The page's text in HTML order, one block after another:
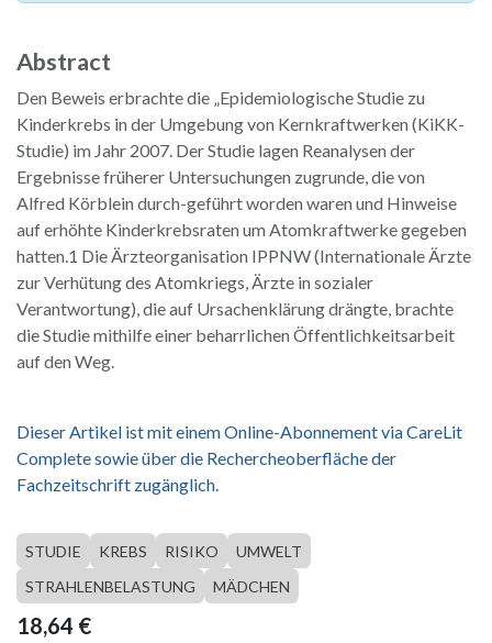
Abstract
Den Beweis erbrachte die „Epidemiologische Studie zu
Kinderkrebs in der Umgebung von Kernkraftwerken (KiKK-
Studie) im Jahr 2007. Der Studie lagen Reanalysen der
Ergebnisse früherer Untersuchungen zugrunde, die von
Alfred Körblein durch-geführt worden waren und Hinweise
auf erhöhte Kinderkrebsraten um Atomkraftwerke gegeben
hatten.1 Die Ärzteorganisation IPPNW (Internationale Ärzte
zur Verhütung des Atomkriegs, Ärzte in sozialer
Verantwortung), die auf Ursachenklärung drängte, brachte
die Studie mithilfe einer beharrlichen Öffentlichkeitsarbeit
auf den Weg.
Dieser Artikel ist mit einem Online-Abonnement via CareLit
Complete sowie über die Rechercheoberfläche der
Fachzeitschrift zugänglich.
STUDIE KREBS RISIKO
UMWELT
STRAHLENBELASTUNG
MÄDCHEN
18,64 €